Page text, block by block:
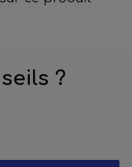
?